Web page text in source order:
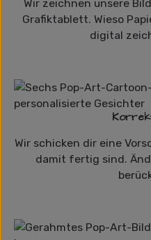
Wir zeichnen unsere
Grafiktablett. Wieso
digital
Wir schicken dir eine
damit fertig sind.